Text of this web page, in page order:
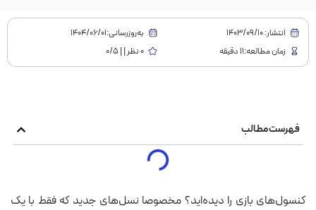
انتشار:1403/09/10
به‌روز‌رسانی:۱۴۰۴/۰۶/۰۱
زمان مطالعه:11 دقیقه
0 نظر | | 0/5
فهرست مطالب
کنسول‌های بازی را دیده‌اید؟ مخصوصا نسل‌های جدید که فقط با یک